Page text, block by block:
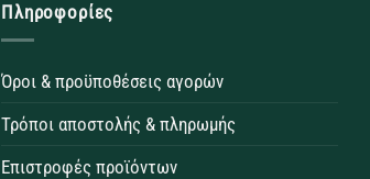
Πληροφορίες
Όροι & προϋποθέσεις αγορών
Τρόποι αποστολής & πληρωμής
Επιστροφές προϊόντων